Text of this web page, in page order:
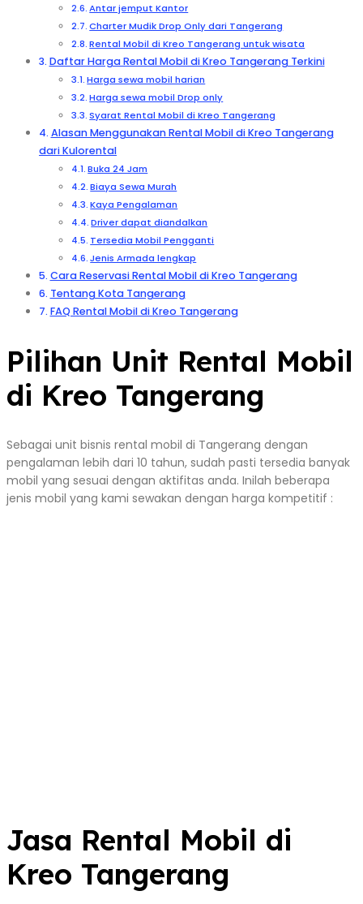
Antar jemput Kantor
Charter Mudik Drop Only dari Tangerang
Rental Mobil di Kreo Tangerang untuk wisata
Daftar Harga Rental Mobil di Kreo Tangerang Terkini
Harga sewa mobil harian
Harga sewa mobil Drop only
Syarat Rental Mobil di Kreo Tangerang
Alasan Menggunakan Rental Mobil di Kreo Tangerang
dari Kulorental
Buka 24 Jam
Biaya Sewa Murah
Kaya Pengalaman
Driver dapat diandalkan
Tersedia Mobil Pengganti
Jenis Armada lengkap
Cara Reservasi Rental Mobil di Kreo Tangerang
Tentang Kota Tangerang
FAQ Rental Mobil di Kreo Tangerang
Pilihan Unit Rental Mobil
di Kreo Tangerang
Sebagai unit bisnis rental mobil di Tangerang dengan
pengalaman lebih dari 10 tahun, sudah pasti tersedia banyak
mobil yang sesuai dengan aktifitas anda. Inilah beberapa
jenis mobil yang kami sewakan dengan harga kompetitif :
Jasa Rental Mobil di
Kreo Tangerang